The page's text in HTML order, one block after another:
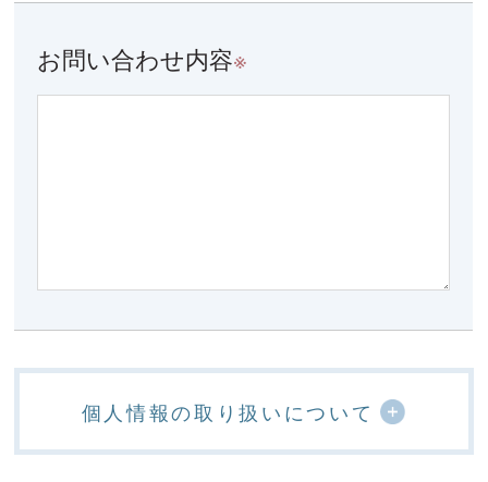
お問い合わせ内容※
個人情報の取り扱いについて